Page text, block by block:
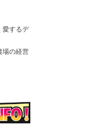
愛するデ
場の経営